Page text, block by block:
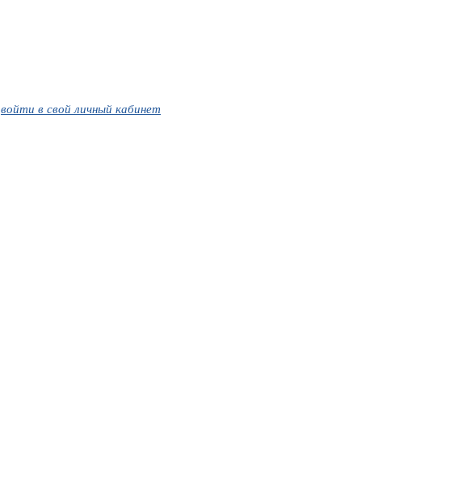
войти в свой личный кабинет